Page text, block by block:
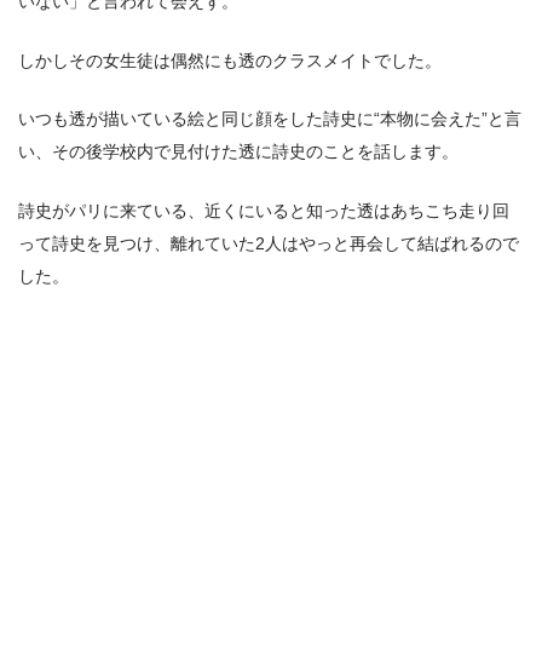
しかしその女生徒は偶然にも透のクラスメイトでした。
いつも透が描いている絵と同じ顔をした詩史に“本物に会えた”と言
い、その後学校内で見付けた透に詩史のことを話します。
詩史がパリに来ている、近くにいると知った透はあちこち走り回
って詩史を見つけ、離れていた2人はやっと再会して結ばれるので
した。